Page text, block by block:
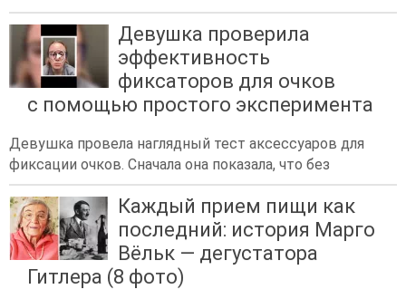
Девушка проверила
эффективность
фиксаторов для очков
с помощью простого эксперимента
Девушка провела наглядный тест аксессуаров для
фиксации очков. Сначала она показала, что без
Каждый прием пищи как
последний: история Марго
Вёльк — дегустатора
Гитлера (8 фото)